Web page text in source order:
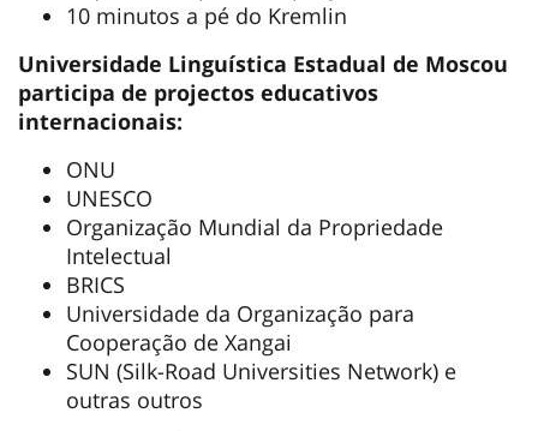
10 minutos a pé do Kremlin
Universidade Linguística Estadual de Moscou
participa de projectos educativos
internacionais:
ONU
UNESCO
Organização Mundial da Propriedade
Intelectual
BRICS
Universidade da Organização para
Cooperação de Xangai
SUN (Silk-Road Universities Network) e
outras outros